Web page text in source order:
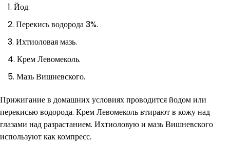
Йод.
Перекись водорода 3%.
Ихтиоловая мазь.
Крем Левомеколь.
Мазь Вишневского.
Прижигание в домашних условиях проводится йодом или
перекисью водорода. Крем Левомеколь втирают в кожу над
глазами над разрастанием. Ихтиоловую и мазь Вишневского
используют как компресс.